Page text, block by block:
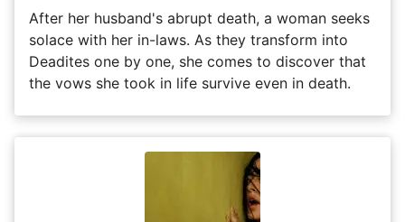
After her husband's abrupt death, a woman seeks
solace with her in-laws. As they transform into
Deadites one by one, she comes to discover that
the vows she took in life survive even in death.